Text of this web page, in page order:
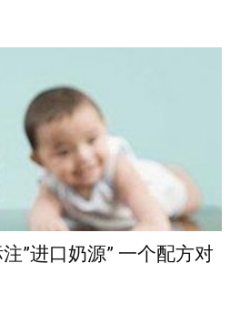
”进口奶源” 一个配方对